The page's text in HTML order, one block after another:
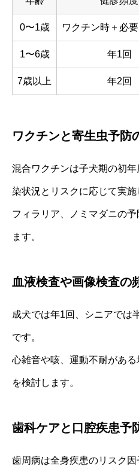
0〜1歳 ワクチン時＋必
1〜6歳 年1回
7歳以上 年2回
ワクチンと寄生虫予防
混合ワクチンは子犬期の初
染状況とリスクに応じて実施
フィラリア、ノミマダニの
ます。
血液検査や画像検査の
成犬では年1回、シニアでは
です。
心雑音や咳、運動不耐があ
を検討します。
歯科ケアと口腔疾患予
歯周病は全身疾患のリスク因